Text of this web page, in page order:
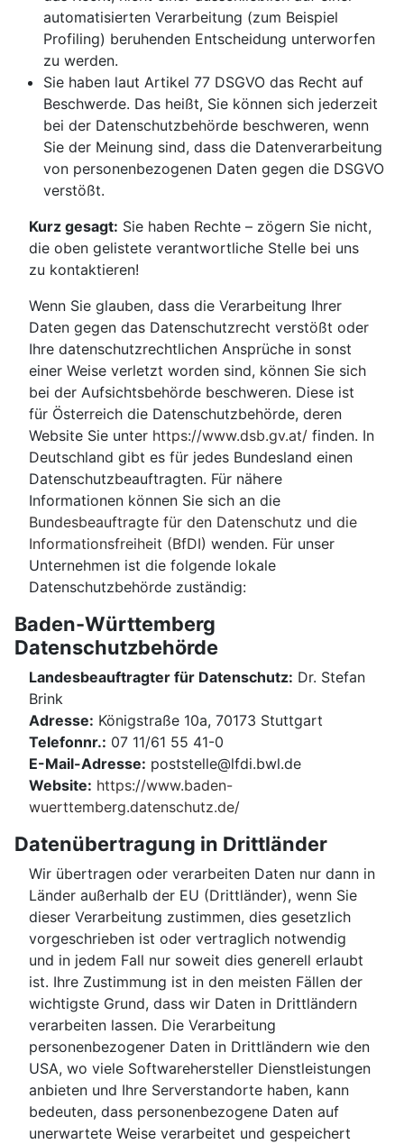
automatisierten Verarbeitung (zum Beispiel
Profiling) beruhenden Entscheidung unterworfen
zu werden.
Sie haben laut Artikel 77 DSGVO das Recht auf
Beschwerde. Das heißt, Sie können sich jederzeit
bei der Datenschutzbehörde beschweren, wenn
Sie der Meinung sind, dass die Datenverarbeitung
von personenbezogenen Daten gegen die DSGVO
verstößt.
Kurz gesagt: Sie haben Rechte – zögern Sie nicht,
die oben gelistete verantwortliche Stelle bei uns
zu kontaktieren!
Wenn Sie glauben, dass die Verarbeitung Ihrer
Daten gegen das Datenschutzrecht verstößt oder
Ihre datenschutzrechtlichen Ansprüche in sonst
einer Weise verletzt worden sind, können Sie sich
bei der Aufsichtsbehörde beschweren. Diese ist
für Österreich die Datenschutzbehörde, deren
Website Sie unter https://www.dsb.gv.at/ finden. In
Deutschland gibt es für jedes Bundesland einen
Datenschutzbeauftragten. Für nähere
Informationen können Sie sich an die
Bundesbeauftragte für den Datenschutz und die
Informationsfreiheit (BfDI) wenden. Für unser
Unternehmen ist die folgende lokale
Datenschutzbehörde zuständig:
Baden-Württemberg
Datenschutzbehörde
Landesbeauftragter für Datenschutz: Dr. Stefan
Brink
Adresse: Königstraße 10a, 70173 Stuttgart
Telefonnr.: 07 11/61 55 41-0
E-Mail-Adresse: poststelle@lfdi.bwl.de
Website: https://www.baden-
wuerttemberg.datenschutz.de/
Datenübertragung in Drittländer
Wir übertragen oder verarbeiten Daten nur dann in
Länder außerhalb der EU (Drittländer), wenn Sie
dieser Verarbeitung zustimmen, dies gesetzlich
vorgeschrieben ist oder vertraglich notwendig
und in jedem Fall nur soweit dies generell erlaubt
ist. Ihre Zustimmung ist in den meisten Fällen der
wichtigste Grund, dass wir Daten in Drittländern
verarbeiten lassen. Die Verarbeitung
personenbezogener Daten in Drittländern wie den
USA, wo viele Softwarehersteller Dienstleistungen
anbieten und Ihre Serverstandorte haben, kann
bedeuten, dass personenbezogene Daten auf
unerwartete Weise verarbeitet und gespeichert